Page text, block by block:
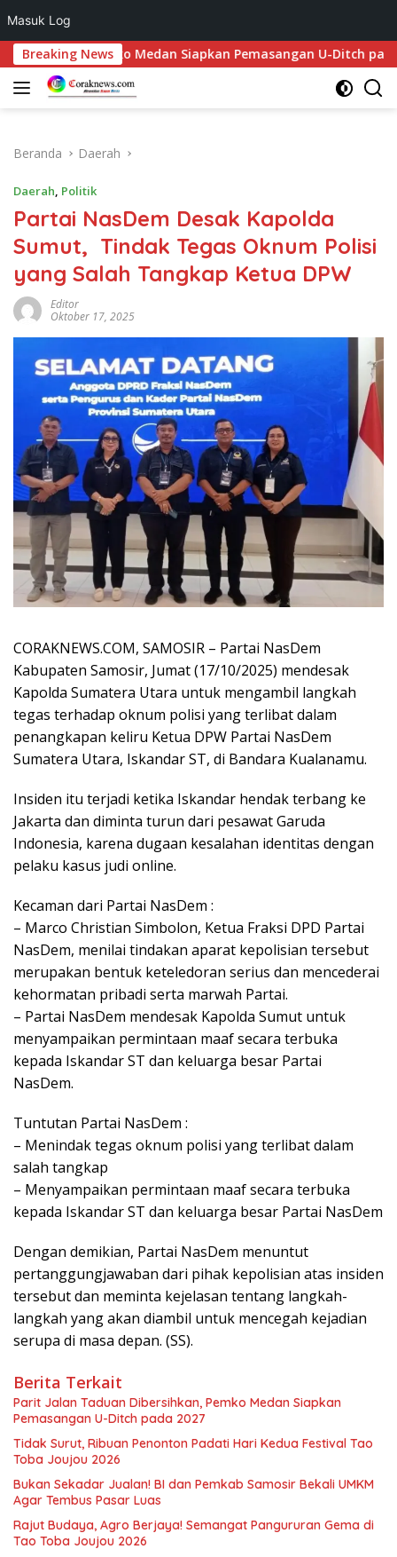
Masuk Log
Langsung
ke
konten
Breaking News
Pemko Medan Siapkan Pemasangan U-Ditch pada 2027
Beranda Daerah
Daerah, Politik
Partai NasDem Desak Kapolda
Sumut, Tindak Tegas Oknum Polisi
yang Salah Tangkap Ketua DPW
Editor
Oktober 17, 2025
CORAKNEWS.COM, SAMOSIR – Partai NasDem
Kabupaten Samosir, Jumat (17/10/2025) mendesak
Kapolda Sumatera Utara untuk mengambil langkah
tegas terhadap oknum polisi yang terlibat dalam
penangkapan keliru Ketua DPW Partai NasDem
Sumatera Utara, Iskandar ST, di Bandara Kualanamu.
Insiden itu terjadi ketika Iskandar hendak terbang ke
Jakarta dan diminta turun dari pesawat Garuda
Indonesia, karena dugaan kesalahan identitas dengan
pelaku kasus judi online.
Kecaman dari Partai NasDem :
– Marco Christian Simbolon, Ketua Fraksi DPD Partai
NasDem, menilai tindakan aparat kepolisian tersebut
merupakan bentuk keteledoran serius dan mencederai
kehormatan pribadi serta marwah Partai.
– Partai NasDem mendesak Kapolda Sumut untuk
menyampaikan permintaan maaf secara terbuka
kepada Iskandar ST dan keluarga besar Partai
NasDem.
Tuntutan Partai NasDem :
– Menindak tegas oknum polisi yang terlibat dalam
salah tangkap
– Menyampaikan permintaan maaf secara terbuka
kepada Iskandar ST dan keluarga besar Partai NasDem
Dengan demikian, Partai NasDem menuntut
pertanggungjawaban dari pihak kepolisian atas insiden
tersebut dan meminta kejelasan tentang langkah-
langkah yang akan diambil untuk mencegah kejadian
serupa di masa depan. (SS).
Berita Terkait
Parit Jalan Taduan Dibersihkan, Pemko Medan Siapkan
Pemasangan U-Ditch pada 2027
Tidak Surut, Ribuan Penonton Padati Hari Kedua Festival Tao
Toba Joujou 2026
Bukan Sekadar Jualan! BI dan Pemkab Samosir Bekali UMKM
Agar Tembus Pasar Luas
Rajut Budaya, Agro Berjaya! Semangat Pangururan Gema di
Tao Toba Joujou 2026